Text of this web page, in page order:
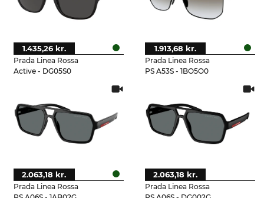
Prada Linea Rossa
Active - DG05S0
1.435,26 kr.
Prada Linea Rossa
PS A53S - 1BO5O0
1.913,68 kr.
Prada Linea Rossa
2.063,18 kr.
Prada Linea Rossa
2.063,18 kr.